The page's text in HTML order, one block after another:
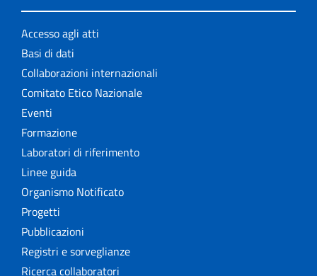
Accesso agli atti
Basi di dati
Collaborazioni internazionali
Comitato Etico Nazionale
Eventi
Formazione
Laboratori di riferimento
Linee guida
Organismo Notificato
Progetti
Pubblicazioni
Registri e sorveglianze
Ricerca collaboratori